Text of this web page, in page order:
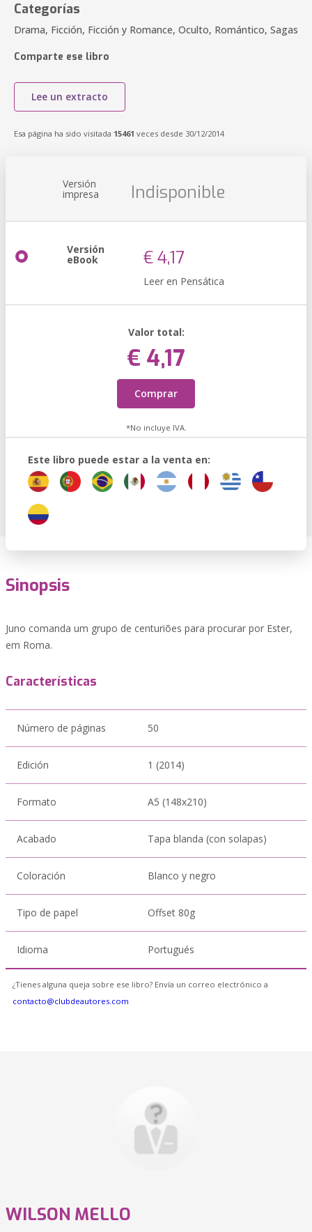
Categorías
Drama, Ficción, Ficción y Romance, Oculto, Romántico, Sagas
Comparte ese libro
Lee un extracto
Esa página ha sido visitada 15461 veces desde 30/12/2014
Versión
impresa Indisponible
Versión
eBook € 4,17
Leer en Pensática
Valor total:
€ 4,17
Comprar
*No incluye IVA.
Este libro puede estar a la venta en:
Sinopsis
Juno comanda um grupo de centuriões para procurar por Ester,
em Roma.
Características
Número de páginas 50
Edición 1 (2014)
Formato A5 (148x210)
Acabado Tapa blanda (con solapas)
Coloración Blanco y negro
Tipo de papel Offset 80g
Idioma Portugués
¿Tienes alguna queja sobre ese libro? Envía un correo electrónico a
contacto@clubdeautores.com
WILSON MELLO